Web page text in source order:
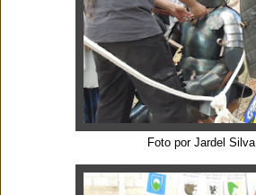
Foto por Jardel Silva